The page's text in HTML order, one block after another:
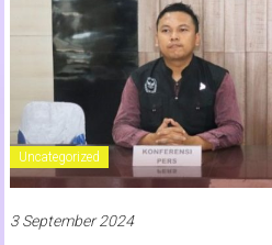
Uncategorized
3 September 2024